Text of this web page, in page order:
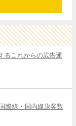
るこれからの広告運
際線・国内線旅客数